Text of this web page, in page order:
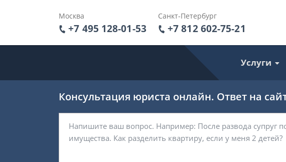
Москва
+7 495 128-01-53
Санкт-Петербург
+7 812 602-75-21
Услуги
Консультация юриста онлайн. Ответ на